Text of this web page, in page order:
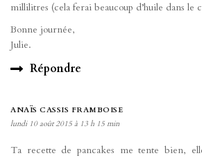
millilitres (cela ferai beaucoup d’huile dans le
Bonne journée,
Julie.
Répondre
ANAÏS CASSIS FRAMBOISE
lundi 10 août 2015 à 13 h 15 min
Ta recette de pancakes me tente bien,